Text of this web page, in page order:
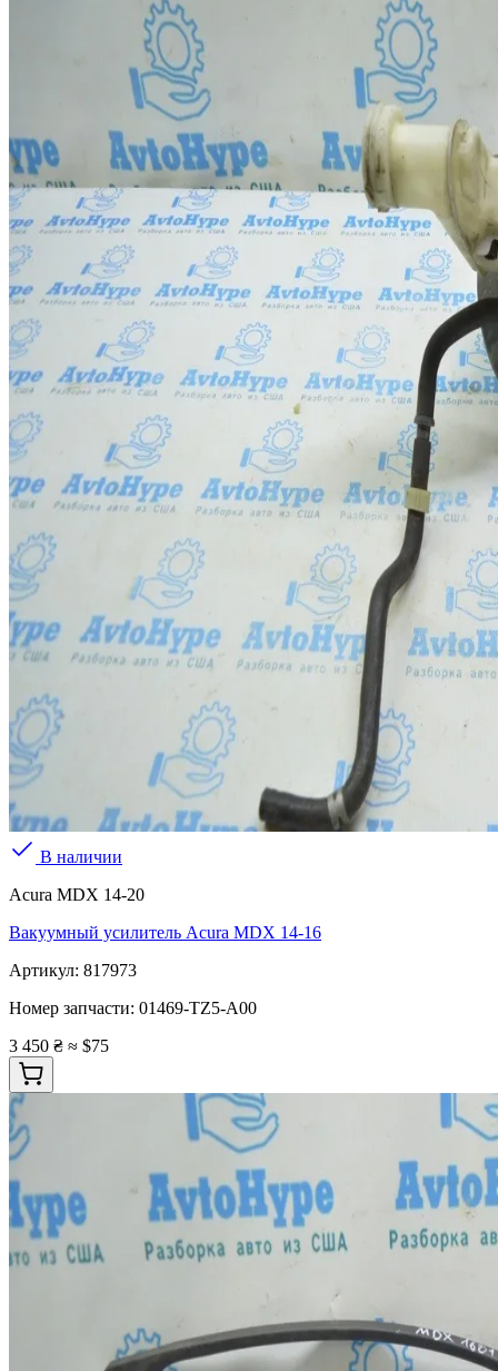
В наличии
Acura MDX 14-20
Вакуумный усилитель Acura MDX 14-16
Артикул: 817973
Номер запчасти: 01469-TZ5-A00
3 450 ₴ ≈ $75